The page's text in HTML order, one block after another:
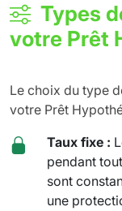
Types
votre Prêt
Le choix du type
votre Prêt
Taux fixe :
pendant
sont
une